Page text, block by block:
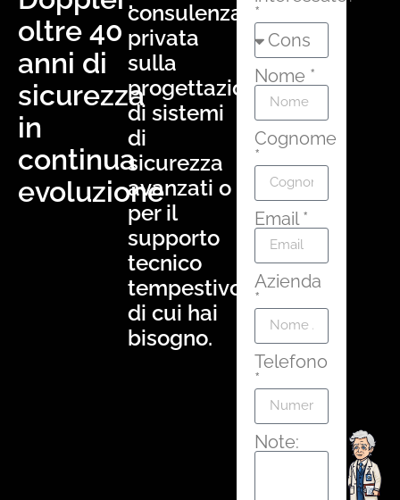
oltre 40
anni di
sicurezza
in
continua
evoluzione
consulenza
privata
sulla
progettazione
di sistemi
di
sicurezza
avanzati o
per il
supporto
tecnico
tempestivo
di cui hai
bisogno.
*
Nome *
Cognome
*
Email *
Azienda
*
Telefono
*
Note: